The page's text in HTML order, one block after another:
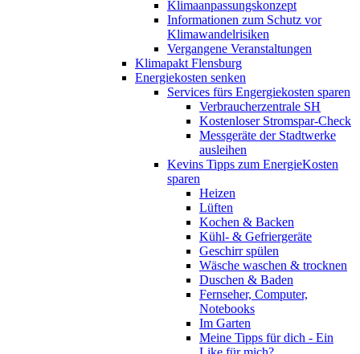
Klimaanpassungskonzept
Informationen zum Schutz vor
Klimawandelrisiken
Vergangene Veranstaltungen
Klimapakt Flensburg
Energiekosten senken
Services fürs Engergiekosten sparen
Verbraucherzentrale SH
Kostenloser Stromspar-Check
Messgeräte der Stadtwerke
ausleihen
Kevins Tipps zum EnergieKosten
sparen
Heizen
Lüften
Kochen & Backen
Kühl- & Gefriergeräte
Geschirr spülen
Wäsche waschen & trocknen
Duschen & Baden
Fernseher, Computer,
Notebooks
Im Garten
Meine Tipps für dich - Ein